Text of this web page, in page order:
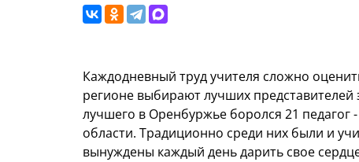
Каждодневный труд учителя сложно
регионе выбирают лучших
лучшего в Оренбуржье боролся 21 педагог
области. Традиционно среди них были и
вынуждены каждый день дарить свое